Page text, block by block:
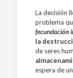
La decisión
problema
fecundación
la
de seres
espera de